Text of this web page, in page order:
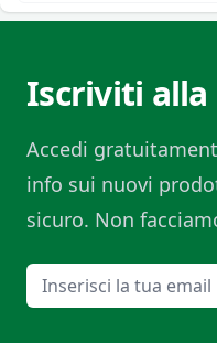
Iscriviti
Accedi
info sui nuovi
sicuro. Non
Email